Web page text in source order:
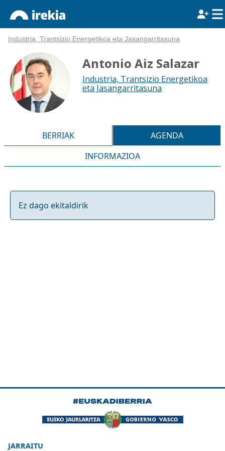
Industria, Trantsizio Energetikoa eta Jasangarritasuna
Antonio Aiz Salazar
Industria, Trantsizio Energetikoa
eta Jasangarritasuna
BERRIAK
AGENDA
INFORMAZIOA
Ez dago ekitaldirik
JARRAITU